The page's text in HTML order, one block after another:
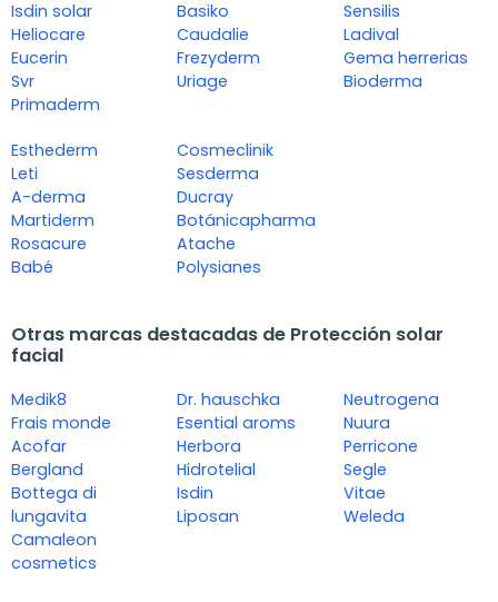
Isdin solar
Heliocare
Eucerin
Svr
Primaderm
Basiko
Caudalie
Frezyderm
Uriage
Sensilis
Ladival
Gema herrerias
Bioderma
Esthederm
Leti
A-derma
Martiderm
Rosacure
Babé
Cosmeclinik
Sesderma
Ducray
Botánicapharma
Atache
Polysianes
Otras marcas destacadas de Protección solar
facial
Medik8
Frais monde
Acofar
Bergland
Bottega di
lungavita
Camaleon
cosmetics
Dr. hauschka
Esential aroms
Herbora
Hidrotelial
Isdin
Liposan
Neutrogena
Nuura
Perricone
Segle
Vitae
Weleda